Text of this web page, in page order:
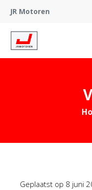
JR Motoren
Geplaatst op 8 juni